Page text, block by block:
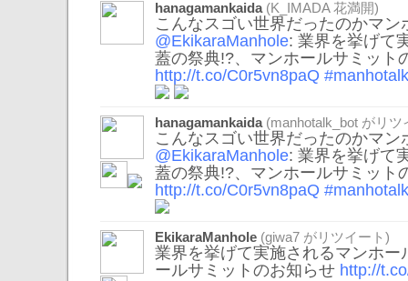
hanagamankaida(K_IMADA 花満開)
こんなスゴい世界だったのかマン
@EkikaraManhole: 業界を挙げて
蓋の祭典!?、マンホールサミット
http://t.co/C0r5vn8paQ #manhotalk
hanagamankaida(manhotalk_bot がリツ
こんなスゴい世界だったのかマン
@EkikaraManhole: 業界を挙げて
蓋の祭典!?、マンホールサミット
http://t.co/C0r5vn8paQ #manhotalk
EkikaraManhole (giwa7 がリツイート)
業界を挙げて実施されるマンホー
ールサミットのお知らせ http://